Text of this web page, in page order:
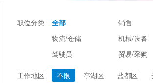
职位分类 全部 销售
物流/仓储
机械/设备
驾驶员
贸易/采购
美容/美发
工作地区 不限 亭湖区 盐都区